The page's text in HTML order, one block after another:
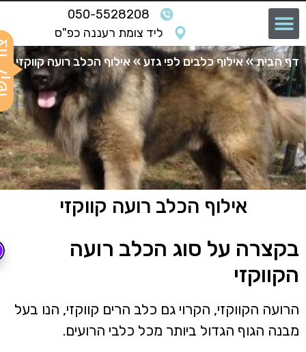
050-5528208
ליד צומת רעננה כפ"ס
הבית»אילוף כלבים לפי גזע»אילוף הכלב רועה קווקזי
אילוף הכלב רועה קווקזי
על סוג הכלב רועה
הקווקזי, הקרוי גם כלב הרים קווקזי, הנו בעל
הגוף הגדול ביותר מכל כלבי הרועים.